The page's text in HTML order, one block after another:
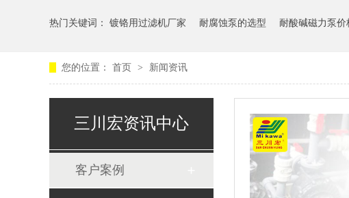
热门关键词： 镀铬用过滤机厂家 耐腐蚀泵的选型 耐酸碱磁力泵价
您的位置： 首页 > 新闻资讯
三川宏资讯中心
客户案例